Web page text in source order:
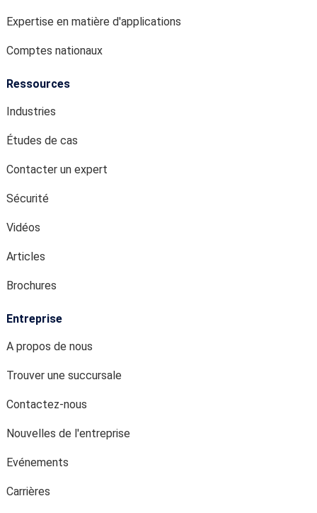
Expertise en matière d'applications
Comptes nationaux
Ressources
Industries
Études de cas
Contacter un expert
Sécurité
Vidéos
Articles
Brochures
Entreprise
A propos de nous
Trouver une succursale
Contactez-nous
Nouvelles de l'entreprise
Evénements
Carrières